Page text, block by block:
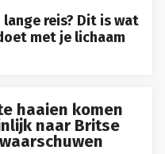
lange reis? Dit is wat
met je lichaam
naar Britse